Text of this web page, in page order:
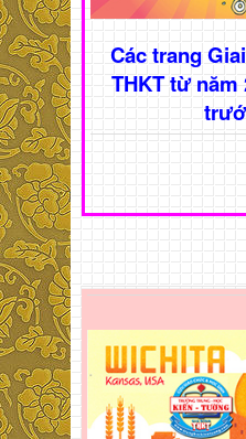
Các trang
THKT từ năm